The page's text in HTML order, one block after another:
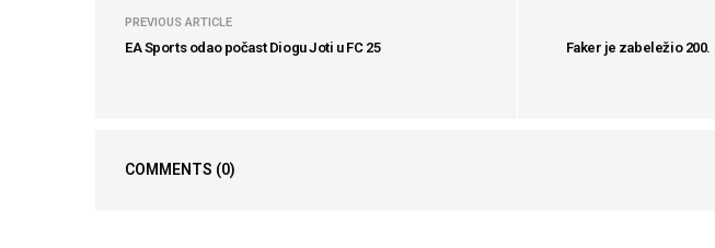
PREVIOUS ARTICLE
EA Sports odao počast Diogu Joti u FC 25
Faker je zabeležio
COMMENTS (0)